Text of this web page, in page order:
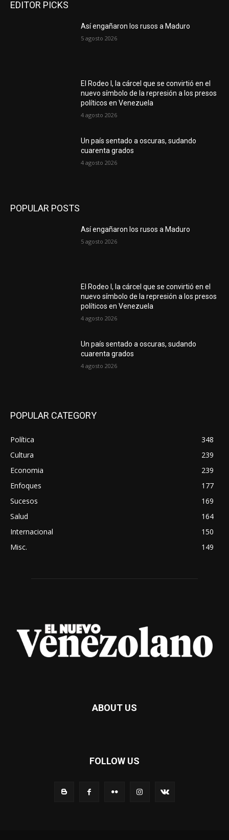
EDITOR PICKS
Así engañaron los rusos a Maduro
5 agosto 2026
El Rodeo I, la cárcel que se convirtió en el
nuevo símbolo de la represión a los presos
políticos en Venezuela
4 agosto 2026
Un país sentado a oscuras, sudando
cuarenta grados
4 agosto 2026
POPULAR POSTS
Así engañaron los rusos a Maduro
5 agosto 2026
El Rodeo I, la cárcel que se convirtió en el
nuevo símbolo de la represión a los presos
políticos en Venezuela
4 agosto 2026
Un país sentado a oscuras, sudando
cuarenta grados
4 agosto 2026
POPULAR CATEGORY
Política
348
Cultura
239
Economia
239
Enfoques
177
Sucesos
169
Salud
164
Internacional
150
Misc.
149
ABOUT US
FOLLOW US